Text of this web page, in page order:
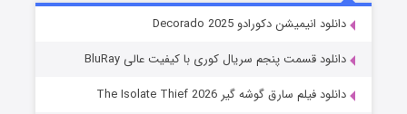
خاندان اژدها فصل ۳دانلود انیمیشن دکورادو Decorado 2025
دانلود قسمت پنجم سریال کوری با کیفیت عالی BluRay
دانلود فیلم سارق گوشه گیر The Isolate Thief 2026